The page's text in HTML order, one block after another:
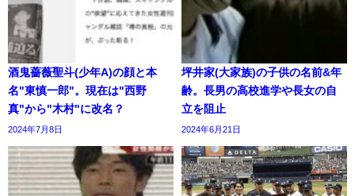
酒鬼薔薇聖斗(少年A)の顔と本
名"東慎一郎"。現在は"西野
真"から"木村"に改名？
2024年7月8日
坪井家(大家族)の子供の名前&年
齢。長男の高校進学や長女の自
立を阻止
2024年6月21日